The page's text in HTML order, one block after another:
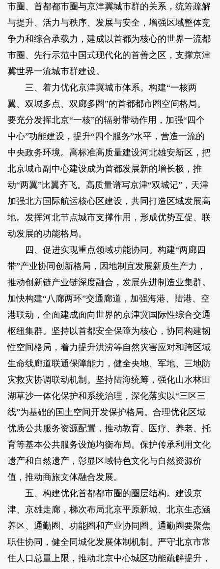
市圈、首都都市圈与京津冀城市群的关系，统筹疏解
与提升、活力与秩序、发展与安全，增强区域整体竞
争力和综合承载力，建成以首都为核心的世界一流都
市圈、先行示范中国式现代化的首善之区，支撑京津
冀世界一流城市群建设。
三、着力优化京津冀城市体系。构建“一核两
翼、双城多点、双廊多圈”的首都都市圈空间格局。
要充分发挥北京“一核”的辐射带动作用，加强“四个
中心”功能建设，提升“四个服务”水平，营造一流的
中央政务环境。高标准高质量建设河北雄安新区，把
北京城市副中心建设成为首都发展新的增长极，推
动“两翼”比翼齐飞。高质量谱写京津“双城记”，天津
加强北方国际航运核心区建设，共同打造区域发展高
地。发挥河北节点城市支撑作用，形成优势互促、联
动发展的功能格局。
四、促进实现重点领域功能协同。构建“两廊四
带”产业协同创新格局，因地制宜发展新质生产力，
推动创新链产业链深度融合，发展先进制造业集群。
加快构建“八廊两环”交通廊道，加强海港、陆港、空
港联动，全面建成面向世界的京津冀国际性综合交通
枢纽集群。坚持以首都安全保障为核心，协同构建韧
性空间格局，着力提升洪涝等自然灾害应对和跨区域
生命线廊道联通保障能力，健全央地、军地、三地防
灾救灾协调联动机制。坚持陆海统筹，强化山水林田
湖草沙一体化保护和系统治理，深化落实以“三区三
线”为基础的国土空间开发保护格局。合理优化区域
优质公共服务资源配置，推动教育、医疗、养老、托
育等基本公共服务设施均衡布局。保护传承利用文化
遗产和自然遗产，彰显区域特色文化与自然资源价
值，推动商旅文体融合发展。
五、构建优化首都都市圈的圈层结构。建设京
津、京雄走廊，梯次布局北京平原新城、北京生态涵
养区、通勤圈、功能圈和产业协同圈。通勤圈要聚焦
职住协同，健全同城化发展体制机制。严守北京市常
住人口总量上限，推动北京中心城区功能疏解提升，